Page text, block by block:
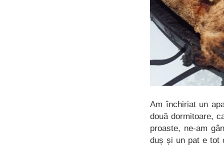
Am închiriat un
două dormitoare,
proaste, ne-am
duș și un pat e tot